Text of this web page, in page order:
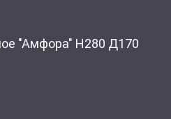
"Амфора" H280 Д170